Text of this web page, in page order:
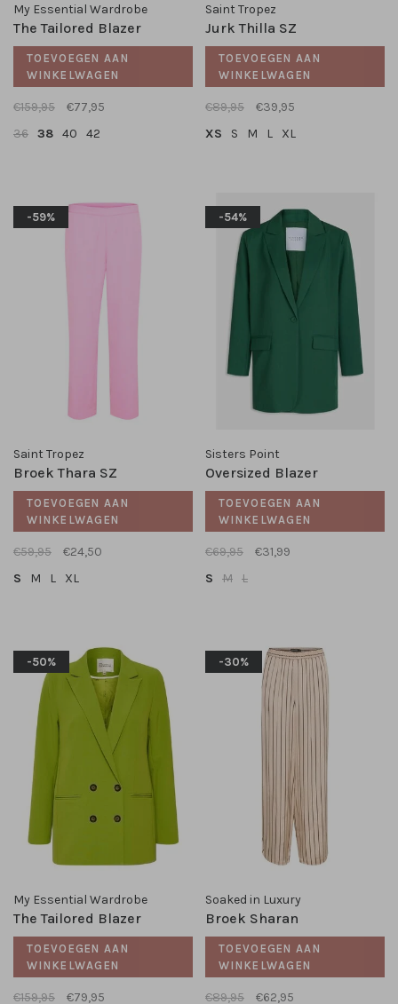
My Essential Wardrobe
The Tailored Blazer
TOEVOEGEN AAN
WINKELWAGEN
€159,95
€77,95
36 38 40 42
Saint Tropez
Jurk Thilla SZ
TOEVOEGEN AAN
WINKELWAGEN
€89,95
€39,95
XS
S M L XL
-59%
Saint Tropez
Broek Thara SZ
TOEVOEGEN AAN
WINKELWAGEN
€59,95
€24,50
S
M L XL
-54%
Sisters Point
Oversized Blazer
TOEVOEGEN AAN
WINKELWAGEN
€69,95
€31,99
S
M L
-50%
My Essential Wardrobe
The Tailored Blazer
TOEVOEGEN AAN
WINKELWAGEN
€159,95
€79,95
-30%
Soaked in Luxury
Broek Sharan
TOEVOEGEN AAN
WINKELWAGEN
€89,95
€62,95